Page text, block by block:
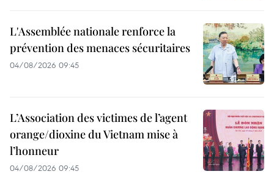
L'Assemblée nationale renforce la
prévention des menaces sécuritaires
04/08/2026 09:45
L’Association des victimes de l’agent
orange/dioxine du Vietnam mise à
l’honneur
04/08/2026 09:45